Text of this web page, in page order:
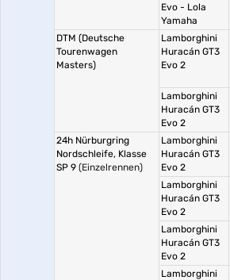
Evo - Lola
Yamaha
DTM (Deutsche
Tourenwagen
Masters)
Lamborghini
Huracán GT3
Evo 2
Lamborghini
Huracán GT3
Evo 2
24h Nürburgring
Nordschleife, Klasse
SP 9 (Einzelrennen)
Lamborghini
Huracán GT3
Evo 2
Lamborghini
Huracán GT3
Evo 2
Lamborghini
Huracán GT3
Evo 2
Lamborghini